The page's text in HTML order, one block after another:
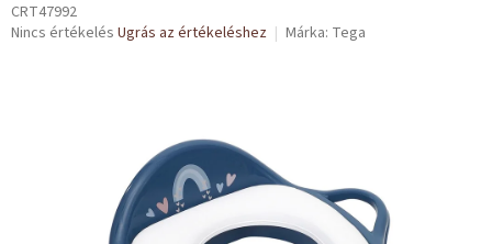
CRT47992
A
Nincs értékelés Ugrás az értékeléshez Márka: Tega